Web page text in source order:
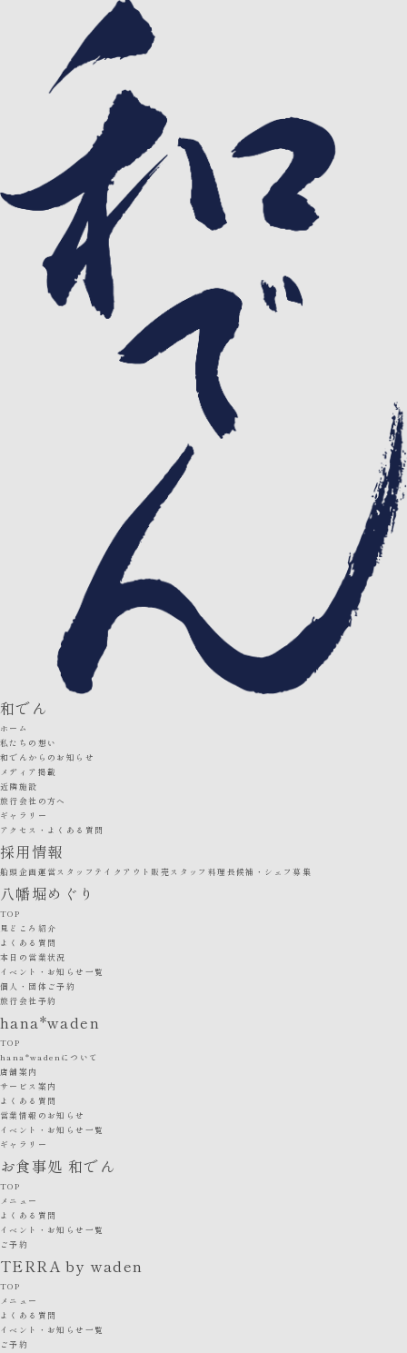
和でん
ホーム
私たちの想い
和でんからのお知らせ
メディア掲載
近隣施設
旅行会社の方へ
ギャラリー
アクセス・よくある質問
採用情報
船頭 企画運営スタッフ テイクアウト販売スタッフ 料理長候補・シェフ募集
八幡堀めぐり
TOP
見どころ紹介
よくある質問
本日の営業状況
イベント・お知らせ一覧
個人・団体ご予約
旅行会社予約
hana*waden
TOP
hana*wadenについて
店舗案内
サービス案内
よくある質問
営業情報のお知らせ
イベント・お知らせ一覧
ギャラリー
お食事処 和でん
TOP
メニュー
よくある質問
イベント・お知らせ一覧
ご予約
TERRA by waden
TOP
メニュー
よくある質問
イベント・お知らせ一覧
ご予約